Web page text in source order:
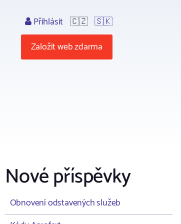
Přihlásit 🇨🇿 🇸🇰
Založit web zdarma
Nové příspěvky
Obnovení odstavených služeb